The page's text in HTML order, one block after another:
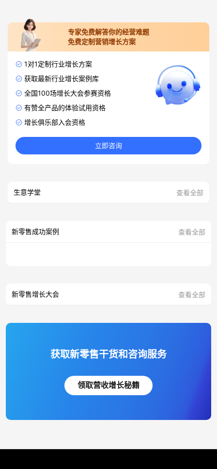
专家免费解答你的经营难题
免费定制营销增长方案
1对1定制行业增长方案
获取最新行业增长案例库
全国100场增长大会参赛资格
有赞全产品的体验试用资格
增长俱乐部入会资格
立即咨询
生意学堂 查看全部
新零售成功案例 查看全部
新零售增长大会 查看全部
获取新零售干货和咨询服务
领取营收增长秘籍